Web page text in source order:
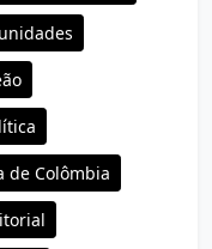
de Colômbia